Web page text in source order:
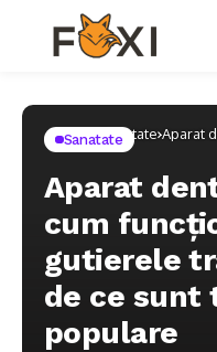
Home Sanatate Aparat
Sanatate
Aparat
cum
gutierele
de ce sunt
populare